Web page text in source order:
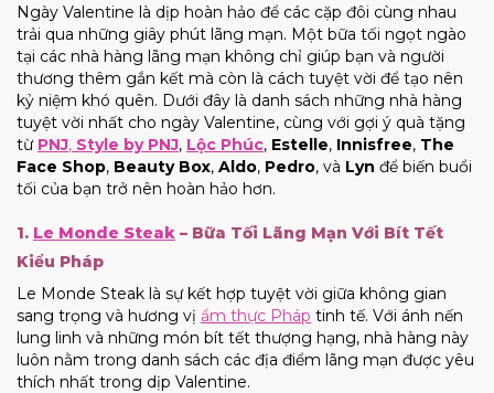
Ngày Valentine là dịp hoàn hảo để các cặp đôi cùng nhau
trải qua những giây phút lãng mạn. Một bữa tối ngọt ngào
tại các nhà hàng lãng mạn không chỉ giúp bạn và người
thương thêm gắn kết mà còn là cách tuyệt vời để tạo nên
kỷ niệm khó quên. Dưới đây là danh sách những nhà hàng
tuyệt vời nhất cho ngày Valentine, cùng với gợi ý quà tặng
từ PNJ, Style by PNJ, Lộc Phúc, Estelle, Innisfree, The
Face Shop, Beauty Box, Aldo, Pedro, và Lyn để biến buổi
tối của bạn trở nên hoàn hảo hơn.
1. Le Monde Steak – Bữa Tối Lãng Mạn Với Bít Tết
Kiểu Pháp
Le Monde Steak là sự kết hợp tuyệt vời giữa không gian
sang trọng và hương vị ẩm thực Pháp tinh tế. Với ánh nến
lung linh và những món bít tết thượng hạng, nhà hàng này
luôn nằm trong danh sách các địa điểm lãng mạn được yêu
thích nhất trong dịp Valentine.